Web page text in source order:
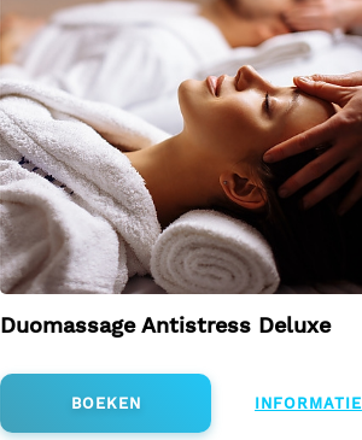
Duomassage Antistress Deluxe
BOEKEN INFORMATIE